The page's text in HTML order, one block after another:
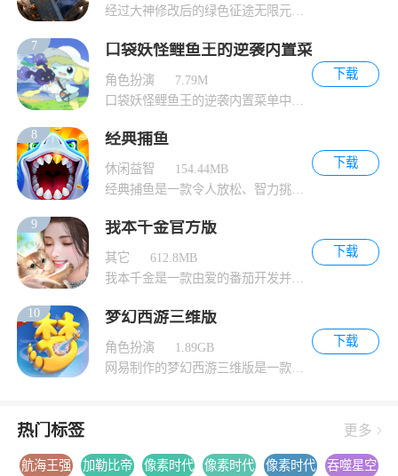
经过大神修改后的绿色征途无限元宝版为玩家提
7 口袋妖怪鲤鱼王的逆袭内置菜单
角色扮演
7.79M
下载
8 经典捕鱼
休闲益智
154.44MB
下载
9 我本千金官方版
其它
612.8MB
我本千金是一款由爱的番茄开发并发行的女性向
下载
10 梦幻西游三维版
角色扮演
1.89GB
下载
热门标签 更多
航海王强
加勒比帝
像素时代
像素时代
像素时代
吞噬星空